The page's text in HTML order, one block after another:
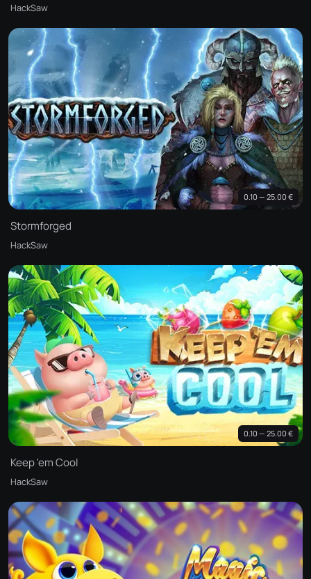
HackSaw
0.10 — 25.00 €
Stormforged
HackSaw
0.10 — 25.00 €
Keep 'em Cool
HackSaw